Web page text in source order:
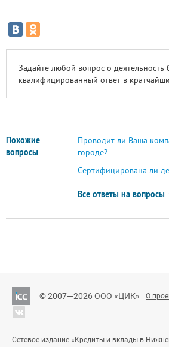
Задайте любой вопрос о деятельность
квалифицированный ответ в
Похожие
вопросы
Проводит ли Ваша
городе?
Сертифицирована ли
Все ответы на вопросы
© 2007—2026 ООО «ЦИК» О
Сетевое издание «Кредиты и вклады в